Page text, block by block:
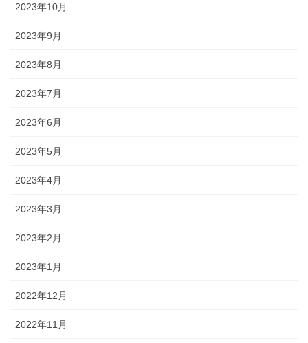
2023年10月
2023年9月
2023年8月
2023年7月
2023年6月
2023年5月
2023年4月
2023年3月
2023年2月
2023年1月
2022年12月
2022年11月